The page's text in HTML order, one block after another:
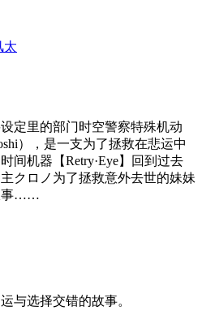
太
定里的部门时空警察特殊机动
），是一支为了拯救在悲运中
间机器【Retry·Eye】回到过去
クロノ为了拯救意外去世的妹妹
事……
与选择交错的故事。